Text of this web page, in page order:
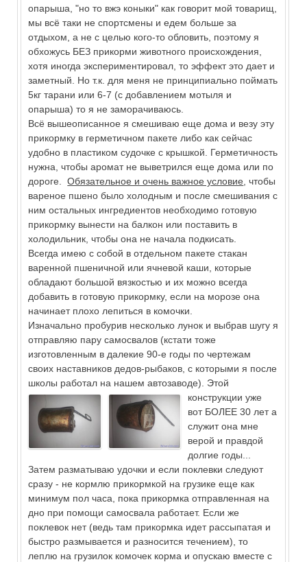
опарыша, "но то вжэ коныки" как говорит мой товарищ,
мы всё таки не спортсмены и едем больше за
отдыхом, а не с целью кого-то обловить, поэтому я
обхожусь БЕЗ прикорми животного происхождения,
хотя иногда экспериментировал, то эффект это дает и
заметный. Но т.к. для меня не принципиально поймать
5кг тарани или 6-7 (с добавлением мотыля и
опарыша) то я не заморачиваюсь.
Всё вышеописанное я смешиваю еще дома и везу эту
прикормку в герметичном пакете либо как сейчас
удобно в пластиком судочке с крышкой. Герметичность
нужна, чтобы аромат не выветрился еще дома или по
дороге.Обязательное и очень важное условие , чтобы
вареное пшено было холодным и после смешивания с
ним остальных ингредиентов необходимо готовую
прикормку вынести на балкон или поставить в
холодильник, чтобы она не начала подкисать.
Всегда имею с собой в отдельном пакете стакан
варенной пшеничной или ячневой каши, которые
обладают большой вязкостью и их можно всегда
добавить в готовую прикормку, если на морозе она
начинает плохо лепиться в комочки.
Изначально пробурив несколько лунок и выбрав шугу я
отправляю пару самосвалов (кстати тоже
изготовленным в далекие 90-е годы по чертежам
своих наставников дедов-рыбаков, с которыми я после
школы работал на нашем автозаводе).
Этой
конструкции уже
вот БОЛЕЕ 30 лет а
служит она мне
верой и правдой
долгие годы...
Затем разматываю удочки и если поклевки следуют
сразу - не кормлю прикормкой на грузике еще как
минимум пол часа, пока прикормка отправленная на
дно при помощи самосвала работает. Если же
поклевок нет (ведь там прикормка идет рассыпатая и
быстро размывается и разносится течением), то
леплю на грузилок комочек корма и опускаю вместе с